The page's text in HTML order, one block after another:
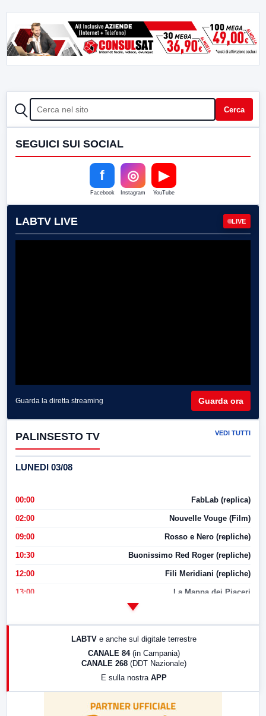
CERCA Cerca
SEGUICI SUI SOCIAL
f
Facebook
◎
Instagram
▶
YouTube
LABTV LIVE LIVE
Guarda la diretta streaming Guarda ora
PALINSESTO TV VEDI TUTTI
LUNEDI 03/08
00:00 FabLab (replica)
02:00 Nouvelle Vouge (Film)
09:00 Rosso e Nero (repliche)
10:30 Buonissimo Red Roger (repliche)
12:00 Fili Meridiani (repliche)
13:00 La Mappa dei Piaceri
LABTV e anche sul digitale terrestre
CANALE 84 (in Campania)
CANALE 268 (DDT Nazionale)
E sulla nostra APP